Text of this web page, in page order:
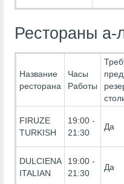
Рестораны а-
Название
ресторана
Часы
Работы
FIRUZE
TURKISH
19:00 -
21:30
Да
DULCIENA
ITALIAN
19:00 -
21:30
Да